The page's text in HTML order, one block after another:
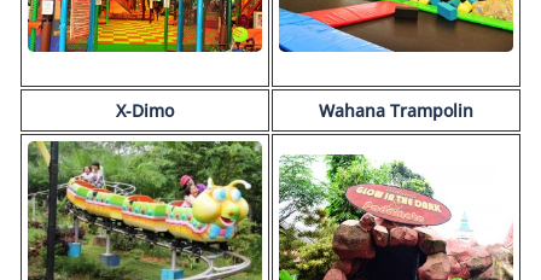
X-Dimo Wahana Trampolin